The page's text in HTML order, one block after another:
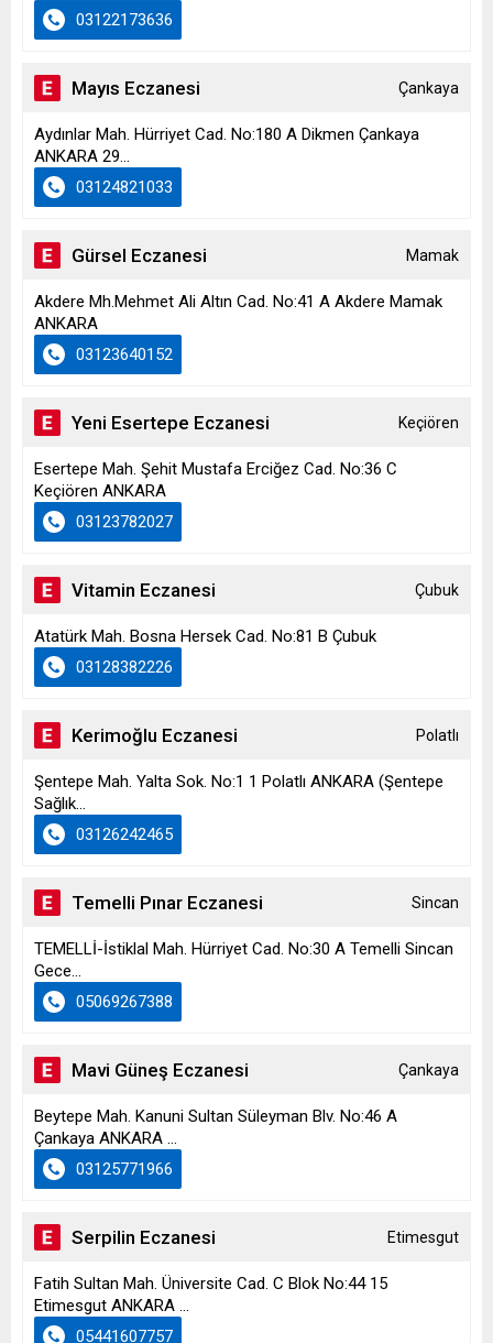
03122173636
Mayıs Eczanesi Çankaya
Aydınlar Mah. Hürriyet Cad. No:180 A Dikmen Çankaya
ANKARA 29...
03124821033
Gürsel Eczanesi Mamak
Akdere Mh.Mehmet Ali Altın Cad. No:41 A Akdere Mamak
ANKARA
03123640152
Yeni Esertepe Eczanesi Keçiören
Esertepe Mah. Şehit Mustafa Erciğez Cad. No:36 C
Keçiören ANKARA
03123782027
Vitamin Eczanesi Çubuk
Atatürk Mah. Bosna Hersek Cad. No:81 B Çubuk
03128382226
Kerimoğlu Eczanesi Polatlı
Şentepe Mah. Yalta Sok. No:1 1 Polatlı ANKARA (Şentepe
Sağlık...
03126242465
Temelli Pınar Eczanesi Sincan
TEMELLİ-İstiklal Mah. Hürriyet Cad. No:30 A Temelli Sincan
Gece...
05069267388
Mavi Güneş Eczanesi Çankaya
Beytepe Mah. Kanuni Sultan Süleyman Blv. No:46 A
Çankaya ANKARA ...
03125771966
Serpilin Eczanesi Etimesgut
Fatih Sultan Mah. Üniversite Cad. C Blok No:44 15
Etimesgut ANKARA ...
05441607757